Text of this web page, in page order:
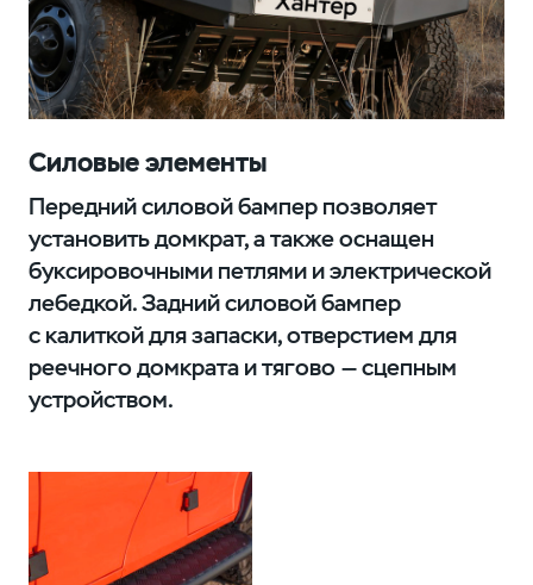
Силовые элементы
Передний силовой бампер позволяет
установить домкрат, а также оснащен
буксировочными петлями и электрической
лебедкой. Задний силовой бампер
с калиткой для запаски, отверстием для
реечного домкрата и тягово — сцепным
устройством.